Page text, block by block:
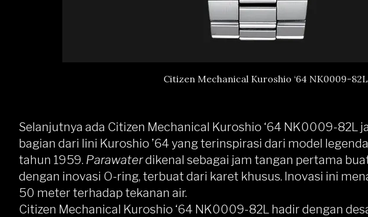
Citizen Mechanical Kuroshio ‘64 NK0009-82L
Selanjutnya ada Citizen Mechanical Kuroshio ‘64 NK0009-82L
bagian dari lini Kuroshio ’64 yang terinspirasi dari model
tahun 1959. Parawaterdikenal sebagai jam tangan pertama
dengan inovasi O-ring, terbuat dari karet khusus. Inovasi ini
50 meter terhadap tekanan air.
Citizen Mechanical Kuroshio ‘64 NK0009-82L hadir dengan